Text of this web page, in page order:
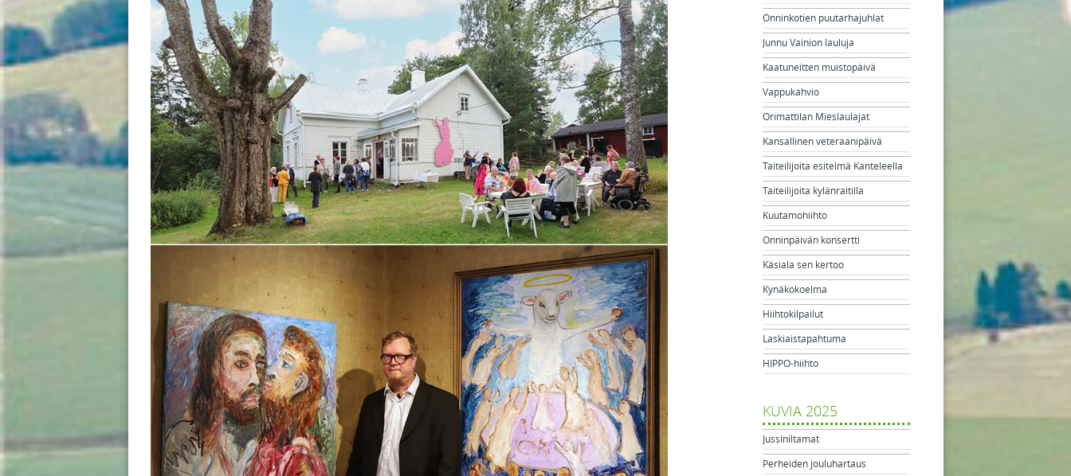
Onninkotien puutarhajuhlat
Junnu Vainion lauluja
Kaatuneitten muistopäivä
Vappukahvio
Orimattilan Mieslaulajat
Kansallinen veteraanipäivä
Taiteilijoita esitelmä Kanteleella
Taiteilijoita kylänraitilla
Kuutamohiihto
Onninpäivän konsertti
Käsiala sen kertoo
Kynäkokoelma
Hiihtokilpailut
Laskiaistapahtuma
HIPPO-hiihto
KUVIA 2025
Jussiniltamat
Perheiden jouluhartaus